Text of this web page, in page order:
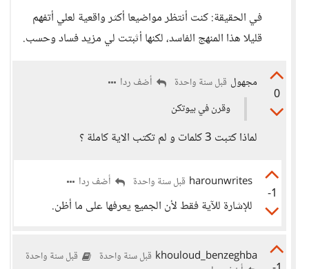
في الحقيقة: كنت أنتظر مواضيعا أكثر واقعية لعلي أتفهم
قليلا هذا المنهج الفاسد، لكنها أثبتت لي مزيد فساد وحسب.
0
مجهول قبل سنة واحدة
أضف ردا
وقرن في بيوتكن
لماذا كتبت 3 كلمات و لم تكتب الاية كاملة ؟
-1
harounwrites قبل سنة واحدة أضف ردا
للإشارة للآية فقط لأن الجميع يعرفها على ما أظن.
khouloud_benzeghba قبل سنة واحدة قبل سنة واحدة